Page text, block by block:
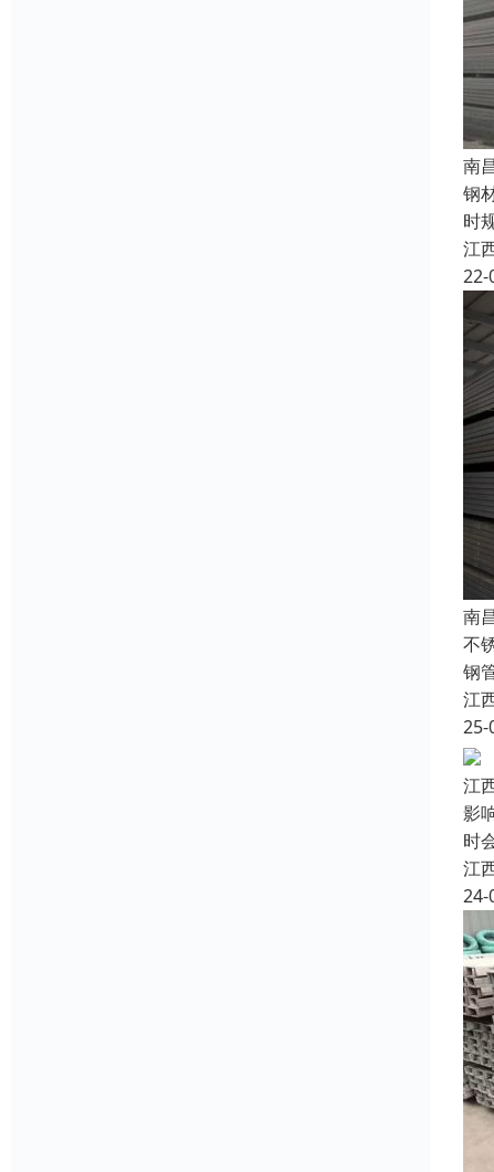
南
钢
时
江
22-
南
不
钢
江
25-
江
影
时
江
24-